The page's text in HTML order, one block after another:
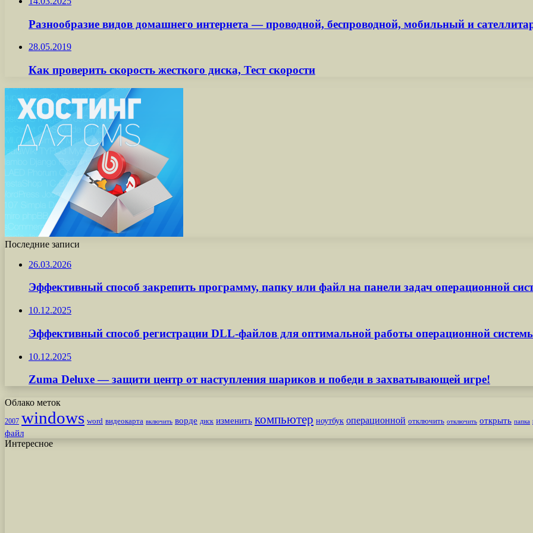
Разнообразие видов домашнего интернета — проводной, беспроводной, мобильный и
28.05.2019
Как проверить скорость жесткого диска, Тест скорости
Последние записи
26.03.2026
Эффективный способ закрепить программу, папку или файл на панели задач операционной
10.12.2025
Эффективный способ регистрации DLL-файлов для оптимальной работы операционной
10.12.2025
Zuma Deluxe — защити центр от наступления шариков и победи в захватывающей игре!
Облако меток
2007 windows word видеокарта включить ворде диск изменить компьютер ноутбук операционной отключить отключить открыть папка
файл
Интересное